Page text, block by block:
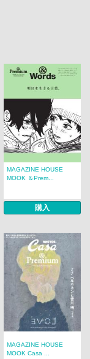
MAGAZINE HOUSE
MOOK ＆Prem...
購入
MAGAZINE HOUSE
MOOK Casa ...